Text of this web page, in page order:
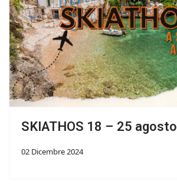
SKIATHOS 18 – 25 agosto
02 Dicembre 2024